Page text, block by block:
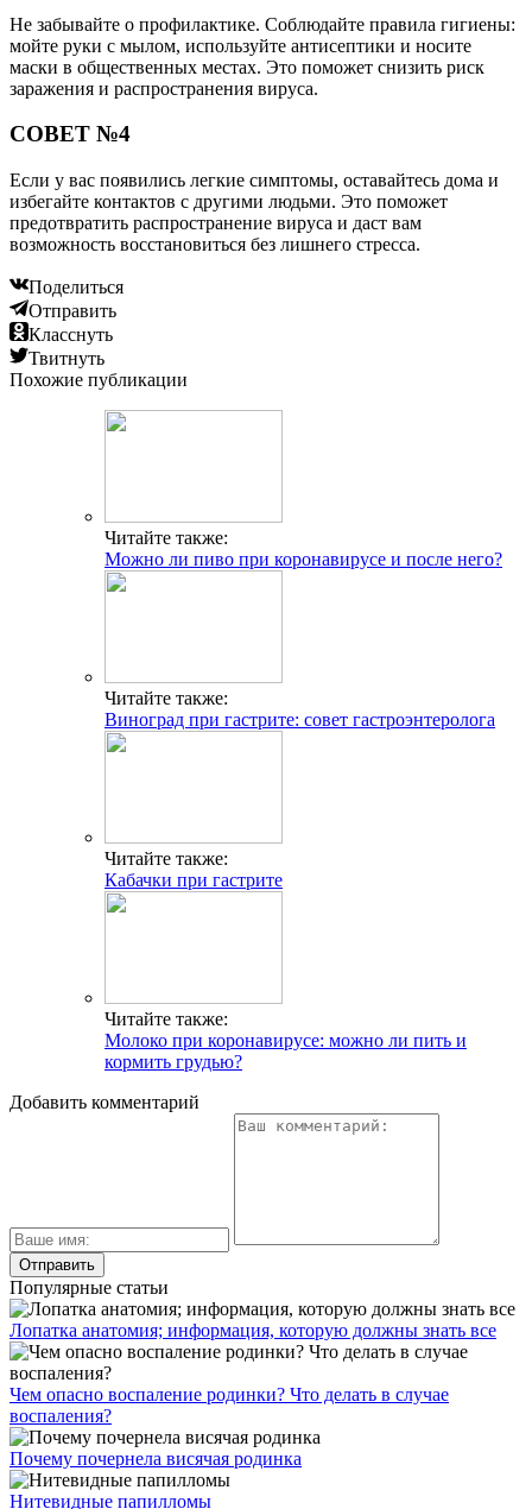
Не забывайте о профилактике. Соблюдайте правила гигиены:
мойте руки с мылом, используйте антисептики и носите
маски в общественных местах. Это поможет снизить риск
заражения и распространения вируса.
СОВЕТ №4
Если у вас появились легкие симптомы, оставайтесь дома и
избегайте контактов с другими людьми. Это поможет
предотвратить распространение вируса и даст вам
возможность восстановиться без лишнего стресса.
Поделиться
Отправить
Класснуть
Твитнуть
Похожие публикации
Читайте также:
Можно ли пиво при коронавирусе и после него?
Читайте также:
Виноград при гастрите: совет гастроэнтеролога
Читайте также:
Кабачки при гастрите
Читайте также:
Молоко при коронавирусе: можно ли пить и
кормить грудью?
Добавить комментарий
Популярные статьи
Лопатка анатомия; информация, которую должны знать все
Чем опасно воспаление родинки? Что делать в случае
воспаления?
Почему почернела висячая родинка
Нитевидные папилломы